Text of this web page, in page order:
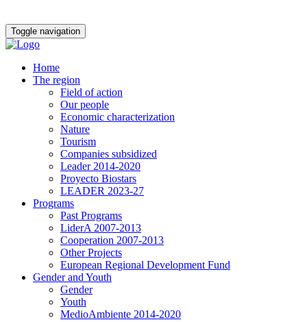
Toggle navigation
Home
The region
Field of action
Our people
Economic characterization
Nature
Tourism
Companies subsidized
Leader 2014-2020
Proyecto Biostars
LEADER 2023-27
Programs
Past Programs
LiderA 2007-2013
Cooperation 2007-2013
Other Projects
European Regional Development Fund
Gender and Youth
Gender
Youth
MedioAmbiente 2014-2020